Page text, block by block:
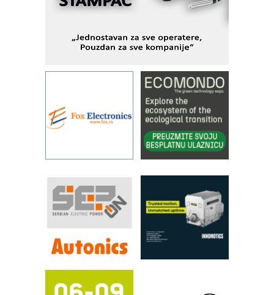
Fleksibilno stezanje i brzo
KIP KOP – napredna rešenja za
savremene industrijske i logističke
Alba d.o.o. – 35 godina preciznosti u
metrologiji i pametnim dozirnim
rešenjima
IBeRTIM - oprema za ispitivanje
STAUFF – Komponente koje
sistema
YAMADA pumpe – japanska
pouzdanost u transferu fluida
Filtration Group Industrial – Napredna
rešenja za filtraciju u hidrauličkim i
procesnim sistemima
FANUC: Najbolje za vašu pametnu